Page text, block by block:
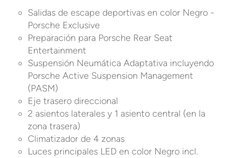
Salidas de escape deportivas en color Negro -
Porsche Exclusive
Preparación para Porsche Rear Seat
Entertainment
Suspensión Neumática Adaptativa incluyendo
Porsche Active Suspension Management
(PASM)
Eje trasero direccional
2 asientos laterales y 1 asiento central (en la
zona trasera)
Climatizador de 4 zonas
Luces principales LED en color Negro incl.